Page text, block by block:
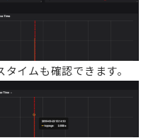
イムも確認できます。